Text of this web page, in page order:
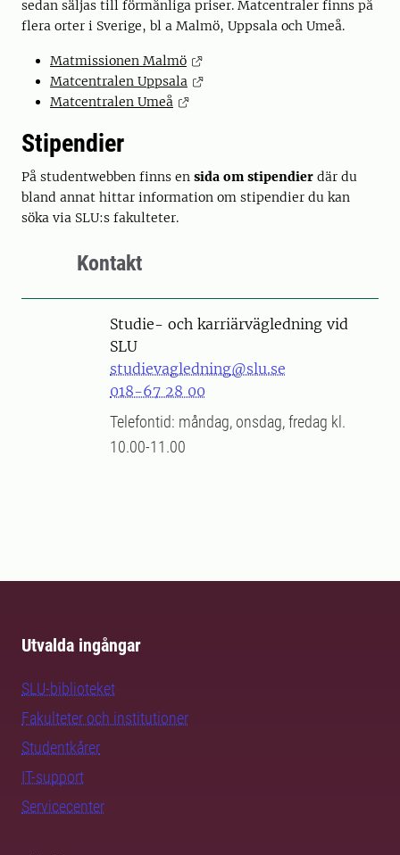
sedan säljas till förmånliga priser. Matcentraler finns på
flera orter i Sverige, bl a Malmö, Uppsala och Umeå.
Matmissionen Malmö
Matcentralen Uppsala
Matcentralen Umeå
Stipendier
På studentwebben finns en sida om stipendier där du
bland annat hittar information om stipendier du kan
söka via SLU:s fakulteter.
Kontakt
Studie- och karriärvägledning vid
SLU
studievagledning@slu.se
018-67 28 00
Telefontid: måndag, onsdag, fredag kl.
10.00-11.00
Utvalda ingångar
SLU-biblioteket
Fakulteter och institutioner
Studentkårer
IT-support
Servicecenter